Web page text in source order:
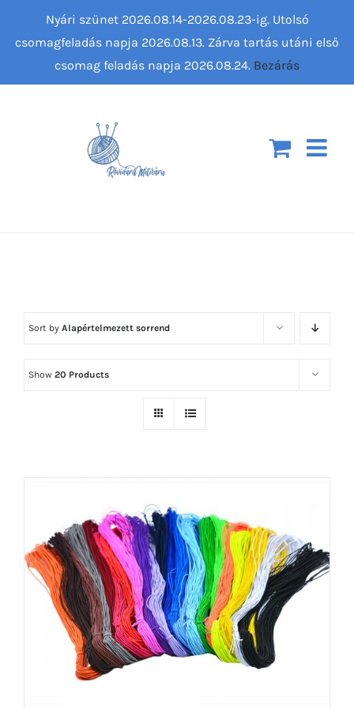
Sort by Alapértelmezett sorrend
Show 20 Products
Nyári szünet 2026.08.14-2026.08.23-ig. Utolsó
csomagfeladás napja 2026.08.13. Zárva tartás utáni első
csomag feladás napja 2026.08.24. Bezárás